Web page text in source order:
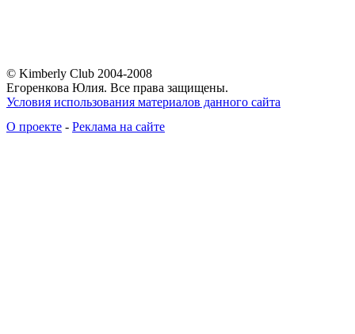
© Kimberly Club 2004-2008
Егоренкова Юлия. Все права защищены.
Условия использования материалов данного сайта
О проекте - Реклама на сайте